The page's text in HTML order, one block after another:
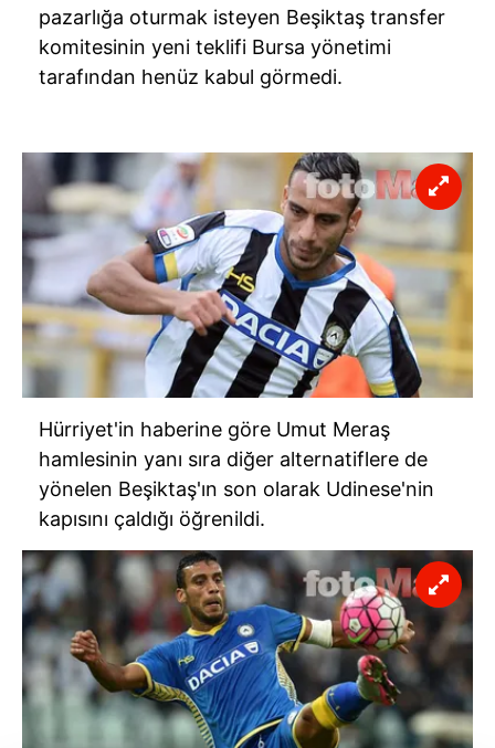
pazarlığa oturmak isteyen Beşiktaş transfer
komitesinin yeni teklifi Bursa yönetimi
tarafından henüz kabul görmedi.
Hürriyet'in haberine göre Umut Meraş
hamlesinin yanı sıra diğer alternatiflere de
yönelen Beşiktaş'ın son olarak Udinese'nin
kapısını çaldığı öğrenildi.